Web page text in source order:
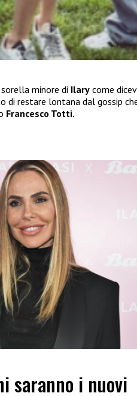
sorella minore di Ilary come
restare lontana dal gossip
Francesco Totti.
saranno i nuovi